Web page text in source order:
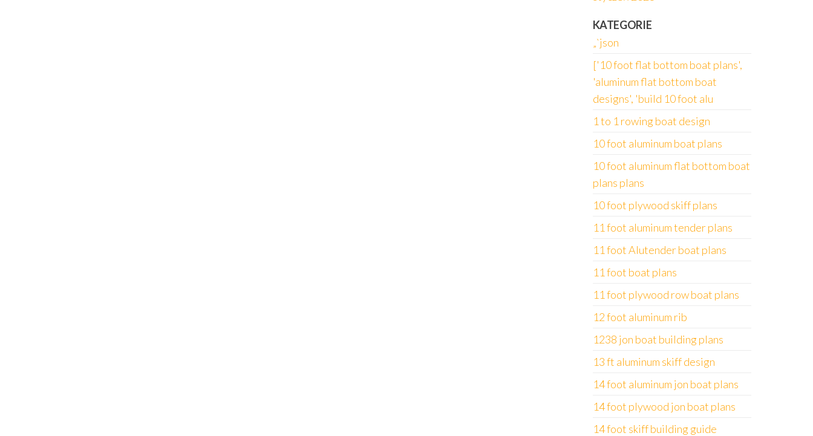
KATEGORIE
„`json
['10 foot flat bottom boat plans',
'aluminum flat bottom boat
designs', 'build 10 foot alu
1 to 1 rowing boat design
10 foot aluminum boat plans
10 foot aluminum flat bottom boat
plans plans
10 foot plywood skiff plans
11 foot aluminum tender plans
11 foot Alutender boat plans
11 foot boat plans
11 foot plywood row boat plans
12 foot aluminum rib
1238 jon boat building plans
13 ft aluminum skiff design
14 foot aluminum jon boat plans
14 foot plywood jon boat plans
14 foot skiff building guide